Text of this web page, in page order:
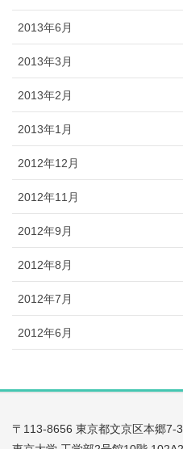
2013年6月
2013年3月
2013年2月
2013年1月
2012年12月
2012年11月
2012年9月
2012年8月
2012年7月
2012年6月
〒113-8656 東京都文京区本郷7-